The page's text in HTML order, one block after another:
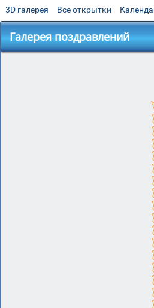
3D галерея Все открытки
Галерея поздравлений